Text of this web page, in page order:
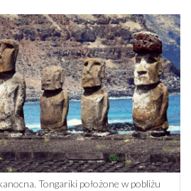
Tongariki położone w pobliżu